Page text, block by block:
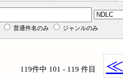
普通件名のみ ジャンルのみ
119件中 101 - 119 件目